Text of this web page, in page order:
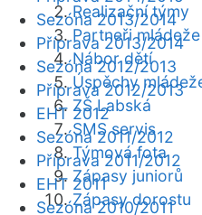
Realizační týmy
Partneři mládeže
Nábor dětí
Úspěchy
ZŠ Labská
SMS servis
Týmová fota
Zápasy juniorů
Zápasy dorostu
Sezóna 2013/2014
Příprava 2013/2014
Sezóna 2012/2013
Příprava 2012/2013
EHT 2012
Sezóna 2011/2012
Příprava 2011/2012
EHT 2011
Sezóna 2010/2011